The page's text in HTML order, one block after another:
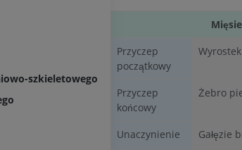
szkieletowego
Przyczep
początkowy
Przyczep
końcowy
Żebro
Unaczynienie
Gałęzie